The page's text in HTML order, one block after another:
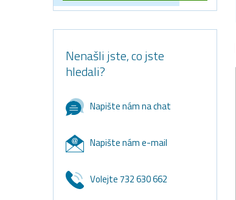
Nenašli jste, co jste
hledali?
Napište nám na chat
Napište nám e-mail
Volejte 732 630 662